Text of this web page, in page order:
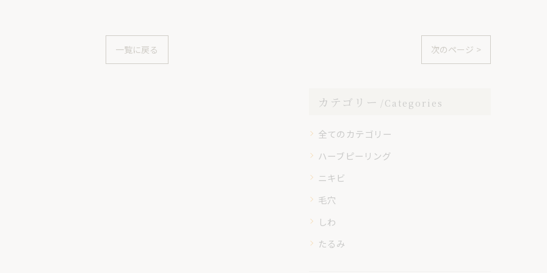
一覧に戻る 次のページ >
カテゴリー Categories
全てのカテゴリー
ハーブピーリング
ニキビ
毛穴
しわ
たるみ